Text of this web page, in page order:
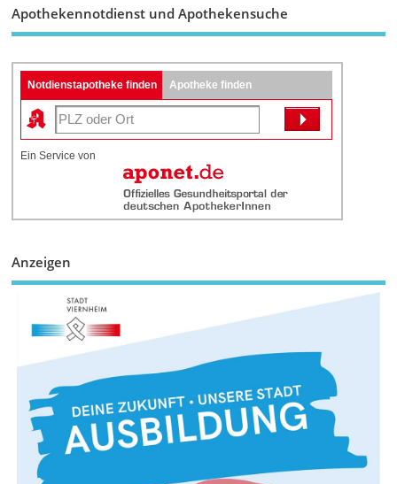
Apothekennotdienst und Apothekensuche
Notdienstapotheke finden Apotheke finden
Ein Service von
Anzeigen